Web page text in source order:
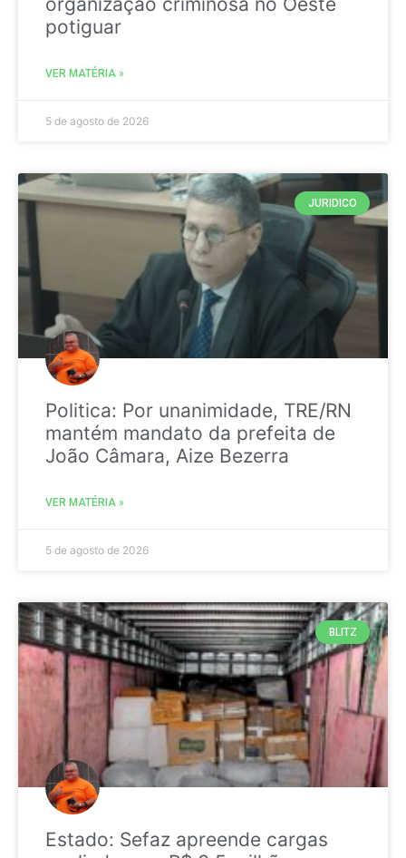
potiguar
VER MATÉRIA »
5 de agosto de 2026
JURIDICO
Politica: Por unanimidade, TRE/RN
mantém mandato da prefeita de
João Câmara, Aize Bezerra
VER MATÉRIA »
5 de agosto de 2026
BLITZ
Estado: Sefaz apreende cargas